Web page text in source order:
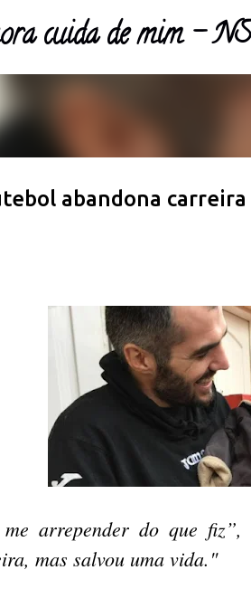
cuida de mim -
abandona
arrepender do que
mas salvou uma vida."